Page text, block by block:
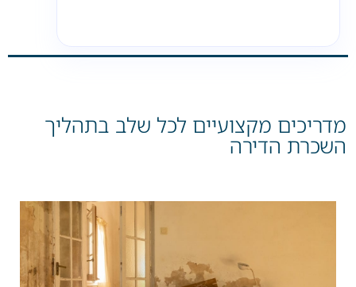
מדריכים מקצועיים לכל שלב בתהליך
השכרת הדירה